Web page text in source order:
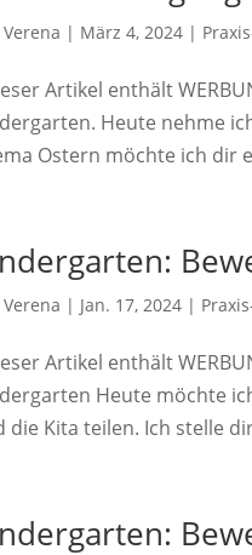
Verena | März 4, 2024 |
Artikel enthält
Heute nehme
Ostern möchte ich dir
Verena | Jan. 17, 2024 |
Artikel enthält
Heute möchte
die Kita teilen. Ich stelle